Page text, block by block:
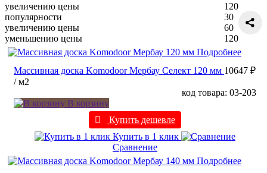
увеличению цены
популярности
увеличению цены
уменьшению цены
120
30
60
120
Подробнее
Массивная доска Komodoor Мербау Селект 120 мм 10647 ₽
/ м2
код товара: 03-203
В корзину
Купить дешевле
Купить в 1 клик
Сравнение
Подробнее